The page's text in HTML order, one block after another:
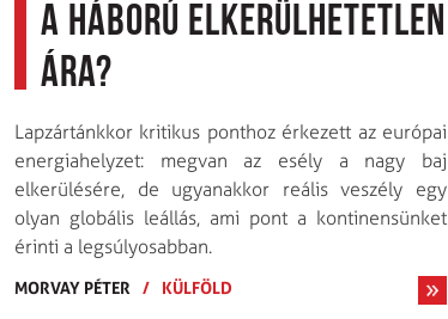
a háború elkerülhetetlen
ára?
Lapzártánkkor kritikus ponthoz érkezett az európai
energiahelyzet: megvan az esély a nagy baj
elkerülésére, de ugyanakkor reális veszély egy
olyan globális leállás, ami pont a kontinensünket
érinti a legsúlyosabban.
MORVAY PÉTER / KÜLFÖLD